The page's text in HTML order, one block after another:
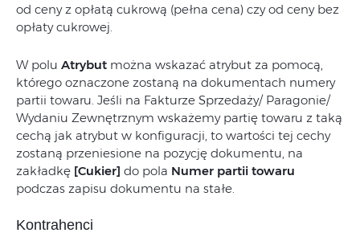
od ceny z opłatą cukrową (pełna cena) czy od ceny bez
opłaty cukrowej.
W polu Atrybut można wskazać atrybut za pomocą,
którego oznaczone zostaną na dokumentach numery
partii towaru. Jeśli na Fakturze Sprzedaży/ Paragonie/
Wydaniu Zewnętrznym wskażemy partię towaru z taką
cechą jak atrybut w konfiguracji, to wartości tej cechy
zostaną przeniesione na pozycję dokumentu, na
zakładkę [Cukier] do pola Numer partii towaru
podczas zapisu dokumentu na stałe.
Kontrahenci